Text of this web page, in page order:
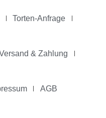
Torten-Anfrage
& Zahlung
AGB